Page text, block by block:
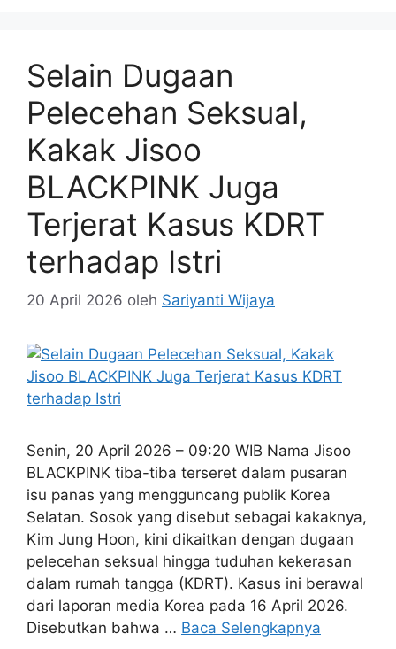
Selain Dugaan
Pelecehan Seksual,
Kakak Jisoo
BLACKPINK Juga
Terjerat Kasus KDRT
terhadap Istri
20 April 2026 oleh Sariyanti Wijaya
Senin, 20 April 2026 – 09:20 WIB Nama Jisoo
BLACKPINK tiba-tiba terseret dalam pusaran
isu panas yang mengguncang publik Korea
Selatan. Sosok yang disebut sebagai kakaknya,
Kim Jung Hoon, kini dikaitkan dengan dugaan
pelecehan seksual hingga tuduhan kekerasan
dalam rumah tangga (KDRT). Kasus ini berawal
dari laporan media Korea pada 16 April 2026.
Disebutkan bahwa … Baca Selengkapnya